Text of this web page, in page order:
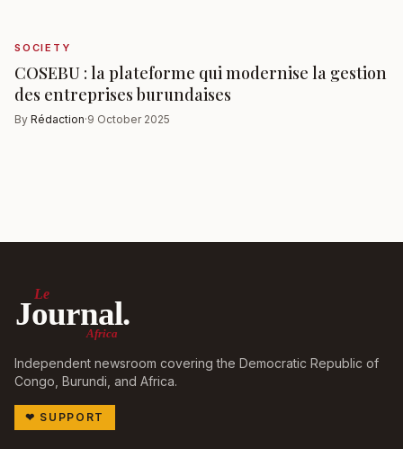
SOCIETY
COSEBU : la plateforme qui modernise la gestion
des entreprises burundaises
By Rédaction·9 October 2025
Le
Journal.
Africa
Independent newsroom covering the Democratic Republic of
Congo, Burundi, and Africa.
❤ SUPPORT